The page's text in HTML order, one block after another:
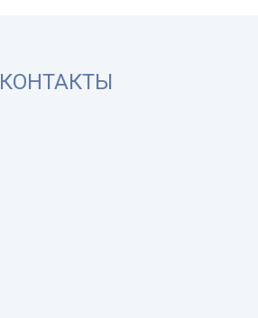
КОНТАКТЫ